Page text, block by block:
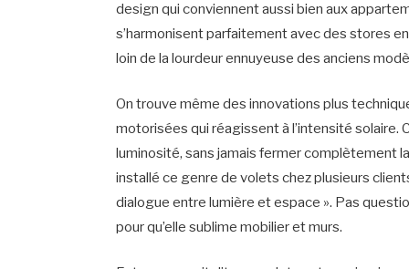
design qui conviennent aussi bien aux
s’harmonisent parfaitement avec des stores
loin de la lourdeur ennuyeuse des anciens
On trouve même des innovations plus
motorisées qui réagissent à l’intensité
luminosité, sans jamais fermer complètement
installé ce genre de volets chez plusieurs
dialogue entre lumière et espace ». Pas
pour qu’elle sublime mobilier et murs.